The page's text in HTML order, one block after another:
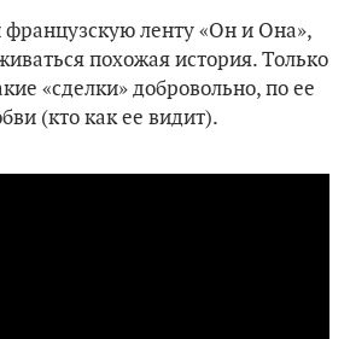
ленту «Он и Она»,
похожая история. Только
«сделки» добровольно, по ее
(кто как ее видит).